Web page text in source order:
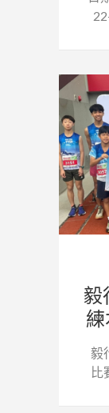
毅
毅
比